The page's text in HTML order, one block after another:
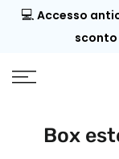
Vai
💻 Accesso
sconto
Box